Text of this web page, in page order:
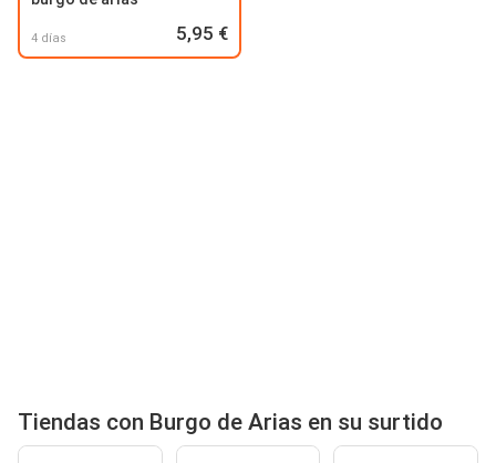
4 días 5,95 €
Tiendas con Burgo de Arias en su surtido